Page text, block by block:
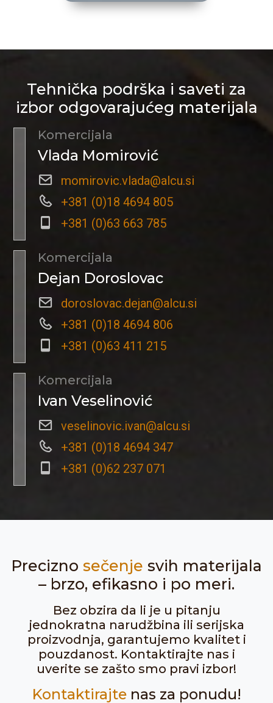
Tehnička podrška i saveti za
izbor odgovarajućeg materijala
Komercijala
Vlada Momirović
momirovic.vlada@alcu.si
+381 (0)18 4694 805
+381 (0)63 663 785
Komercijala
Dejan Doroslovac
doroslovac.dejan@alcu.si
+381 (0)18 4694 806
+381 (0)63 411 215
Komercijala
Ivan Veselinović
veselinovic.ivan@alcu.si
+381 (0)18 4694 347
+381 (0)62 237 071
Precizno sečenje svih materijala
– brzo, efikasno i po meri.
Bez obzira da li je u pitanju
jednokratna narudžbina ili serijska
proizvodnja, garantujemo kvalitet i
pouzdanost. Kontaktirajte nas i
uverite se zašto smo pravi izbor!
Kontaktirajtenas za ponudu!